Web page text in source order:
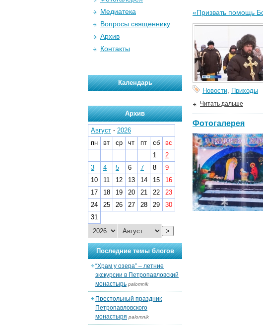
«Призвать помощь
Новости, Приходы
Читать дальше
Фотогалерея
Медиатека
Вопросы священнику
Архив
Контакты
Календарь
Архив
Август - 2026
пн
вт ср чт пт сб
вс
1
2
3
4 5 6 7 8
9
10
11 12 13 14 15
16
17
18 19 20 21 22
23
24
25 26 27 28 29
30
31
>
Последние темы блогов
“Храм у озера” – летние
экскурсии в Петропавловский
монастырь palomnik
Престольный праздник
Петропавловского
монастыря palomnik